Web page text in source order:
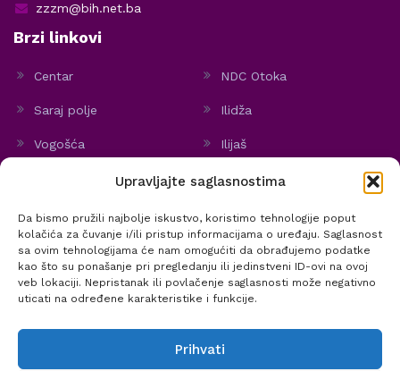
Upravljajte saglasnostima
Da bismo pružili najbolje iskustvo, koristimo tehnologije poput
kolačića za čuvanje i/ili pristup informacijama o uređaju. Saglasnost
sa ovim tehnologijama će nam omogućiti da obrađujemo podatke
kao što su ponašanje pri pregledanju ili jedinstveni ID-ovi na ovoj
veb lokaciji. Nepristanak ili povlačenje saglasnosti može negativno
uticati na određene karakteristike i funkcije.
Prihvati
zzzm@bih.net.ba
Brzi linkovi
Centar NDC Otoka
Saraj polje Ilidža
Vogošća Ilijaš
Stari Grad
Politika kolačića
@ 2020 Zavod za zdravstvenu zaštitu žena i materinstva KS | Sva prava
zadržana.